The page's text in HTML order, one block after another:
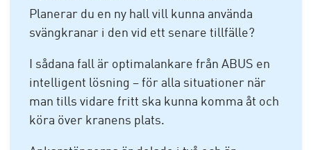
Planerar du en ny hall vill kunna använda
svängkranar i den vid ett senare tillfälle?
I sådana fall är optimalankare från ABUS en
intelligent lösning – för alla situationer när
man tills vidare fritt ska kunna komma åt och
köra över kranens plats.